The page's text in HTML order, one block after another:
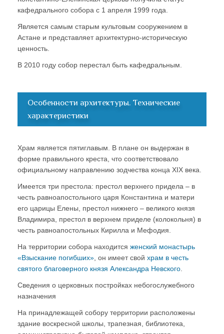
кафедрального собора с 1 апреля 1999 года.
Является самым старым культовым сооружением в
Астане и представляет архитектурно-историческую
ценность.
В 2010 году собор перестал быть кафедральным.
Особенности архитектуры. Технические
характеристики
Храм является пятиглавым. В плане он выдержан в
форме правильного креста, что соответствовало
официальному направлению зодчества конца XIX века.
Имеется три престола: престол верхнего придела – в
честь равноапостольного царя Константина и матери
его царицы Елены, престол нижнего – великого князя
Владимира, престол в верхнем приделе (колокольня) в
честь равноапостольных Кирилла и Мефодия.
На территории собора находится женский монастырь
«Взыскание погибших» , он имеет свой храм в честь
святого благоверного князя Александра Невского
Сведения о церковных постройках небогослужебного
назначения
На принадлежащей собору территории расположены
здание воскресной школы, трапезная, библиотека,